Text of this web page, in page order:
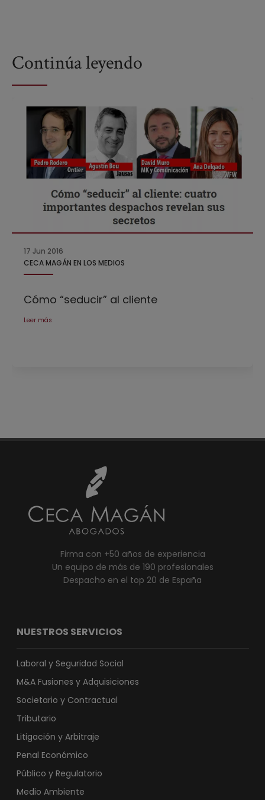
Continúa leyendo
17 Jun 2016
CECA MAGÁN EN LOS MEDIOS
Cómo “seducir” al cliente
Leer más
Firma con +50 años de experiencia
Un equipo de más de 190 profesionales
Despacho en el top 20 de España
NUESTROS SERVICIOS
Laboral y Seguridad Social
M&A Fusiones y Adquisiciones
Societario y Contractual
Tributario
Litigación y Arbitraje
Penal Económico
Público y Regulatorio
Medio Ambiente